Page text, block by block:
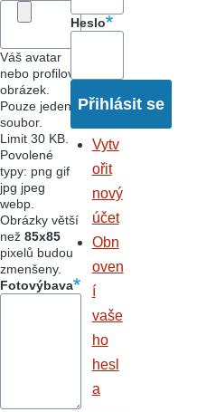
Váš avatar
nebo profilový
obrázek.
Pouze jeden
soubor.
Limit 30 KB.
Povolené
typy: png gif
jpg jpeg
webp.
Obrázky větší
než 85x85
pixelů budou
zmenšeny.
Fotovýbava
Heslo
Vytv
ořit
nový
účet
Obn
oven
í
vaše
ho
hesl
a